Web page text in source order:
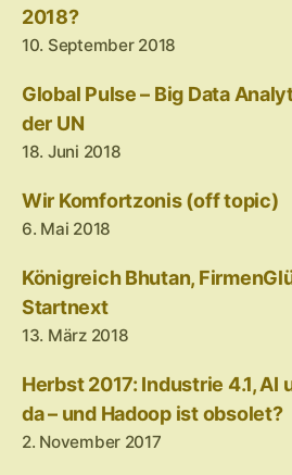
2018?
10. September 2018
Global Pulse – Big Data
der UN
18. Juni 2018
Wir Komfortzonis (off topic)
6. Mai 2018
Königreich Bhutan,
Startnext
13. März 2018
Herbst 2017: Industrie 4.1, AI
da – und Hadoop ist obsolet?
2. November 2017